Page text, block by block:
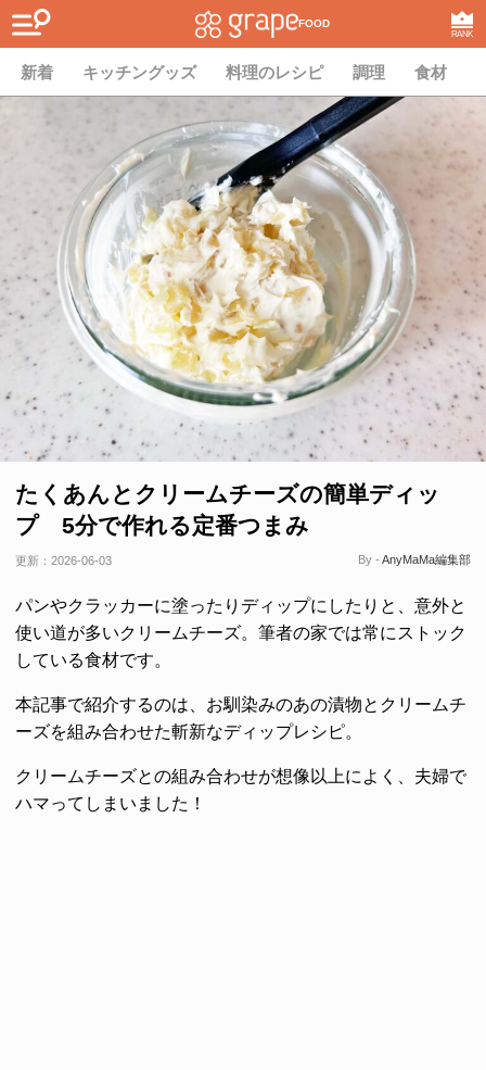
FOOD
RANK
新着 キッチングッズ 料理のレシピ 調理 食材
たくあんとクリームチーズの簡単ディッ
プ 5分で作れる定番つまみ
更新： 2026-06-03 By - AnyMaMa編集部
パンやクラッカーに塗ったりディップにしたりと、意外と
使い道が多いクリームチーズ。筆者の家では常にストック
している食材です。
本記事で紹介するのは、お馴染みのあの漬物とクリームチ
ーズを組み合わせた斬新なディップレシピ。
クリームチーズとの組み合わせが想像以上によく、夫婦で
ハマってしまいました！